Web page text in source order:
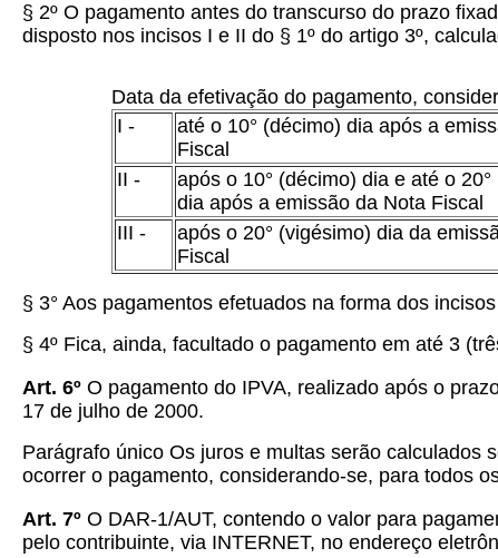
§ 2º O pagamento antes do transcurso do prazo
disposto nos incisos I e II do § 1º do artigo 3º,
Data da efetivação do pagamento,
I -
até o 10° (décimo) dia após a
Fiscal
II -
após o 10° (décimo) dia e até o 20°
dia após a emissão da Nota Fiscal
III -
após o 20° (vigésimo) dia da
Fiscal
§ 3° Aos pagamentos efetuados na forma dos
§ 4º Fica, ainda, facultado o pagamento em até 3
Art. 6º O pagamento do IPVA, realizado após o
17 de julho de 2000.
Parágrafo único Os juros e multas serão calculados
ocorrer o pagamento, considerando-se, para todos
Art. 7º O DAR-1/AUT, contendo o valor para
pelo contribuinte, via INTERNET, no endereço